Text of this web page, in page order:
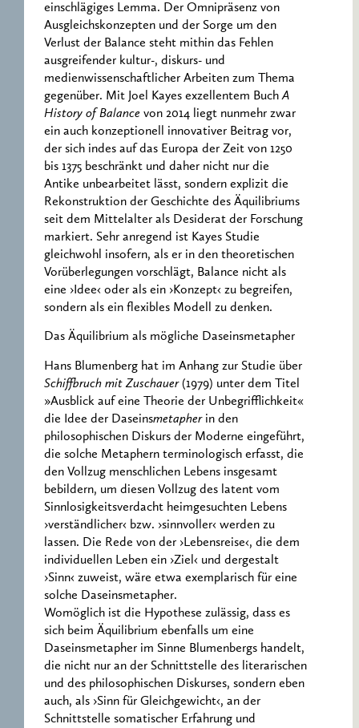
einschlägiges Lemma. Der Omnipräsenz von
Ausgleichskonzepten und der Sorge um den
Verlust der Balance steht mithin das Fehlen
ausgreifender kultur-, diskurs- und
medienwissenschaftlicher Arbeiten zum Thema
gegenüber. Mit Joel Kayes exzellentem BuchA
History of Balance von 2014 liegt nunmehr zwar
ein auch konzeptionell innovativer Beitrag vor,
der sich indes auf das Europa der Zeit von 1250
bis 1375 beschränkt und daher nicht nur die
Antike unbearbeitet lässt, sondern explizit die
Rekonstruktion der Geschichte des Äquilibriums
seit dem Mittelalter als Desiderat der Forschung
markiert. Sehr anregend ist Kayes Studie
gleichwohl insofern, als er in den theoretischen
Vorüberlegungen vorschlägt, Balance nicht als
eine ›Idee‹ oder als ein ›Konzept‹ zu begreifen,
sondern als ein flexibles Modell zu denken.
Das Äquilibrium als mögliche Daseinsmetapher
Hans Blumenberg hat im Anhang zur Studie über
Schiffbruch mit Zuschauer(1979) unter dem Titel
»Ausblick auf eine Theorie der Unbegrifflichkeit«
die Idee der Daseinsmetapherin den
philosophischen Diskurs der Moderne eingeführt,
die solche Metaphern terminologisch erfasst, die
den Vollzug menschlichen Lebens insgesamt
bebildern, um diesen Vollzug des latent vom
Sinnlosigkeitsverdacht heimgesuchten Lebens
›verständlicher‹ bzw. ›sinnvoller‹ werden zu
lassen. Die Rede von der ›Lebensreise‹, die dem
individuellen Leben ein ›Ziel‹ und dergestalt
›Sinn‹ zuweist, wäre etwa exemplarisch für eine
solche Daseinsmetapher.
Womöglich ist die Hypothese zulässig, dass es
sich beim Äquilibrium ebenfalls um eine
Daseinsmetapher im Sinne Blumenbergs handelt,
die nicht nur an der Schnittstelle des literarischen
und des philosophischen Diskurses, sondern eben
auch, als ›Sinn für Gleichgewicht‹, an der
Schnittstelle somatischer Erfahrung und